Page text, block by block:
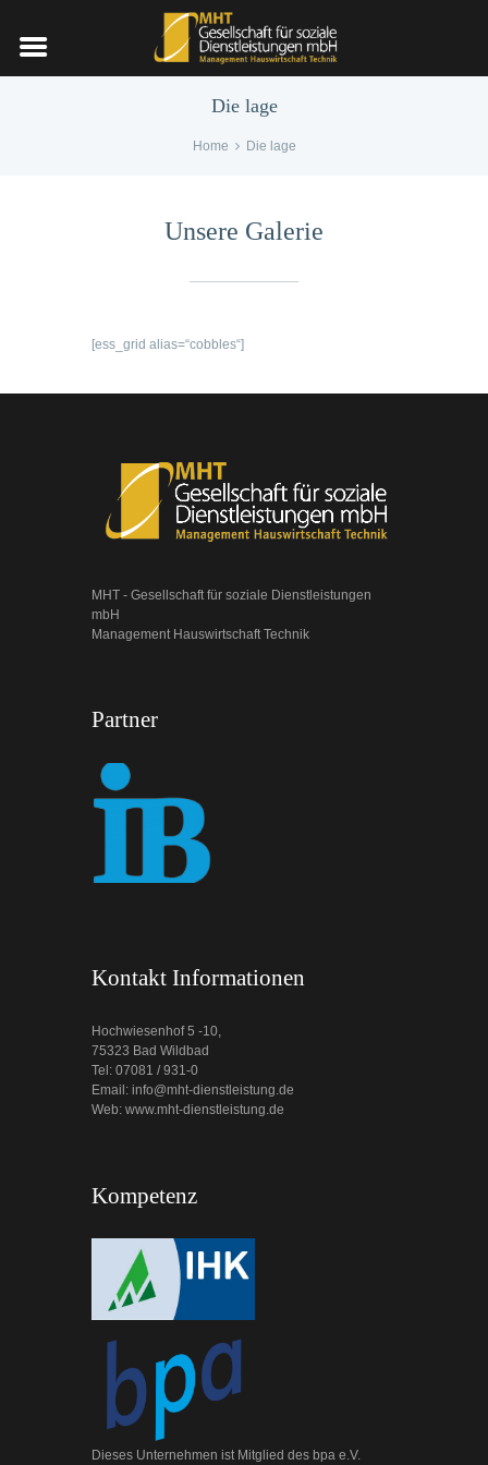
Die lage
Home Die lage
Unsere Galerie
[ess_grid alias=“cobbles“]
MHT - Gesellschaft für soziale Dienstleistungen
mbH
Management Hauswirtschaft Technik
Partner
Kontakt Informationen
Hochwiesenhof 5 -10,
75323 Bad Wildbad
Tel: 07081 / 931-0
Email: info@mht-dienstleistung.de
Web: www.mht-dienstleistung.de
Kompetenz
Dieses Unternehmen ist Mitglied des bpa e.V.